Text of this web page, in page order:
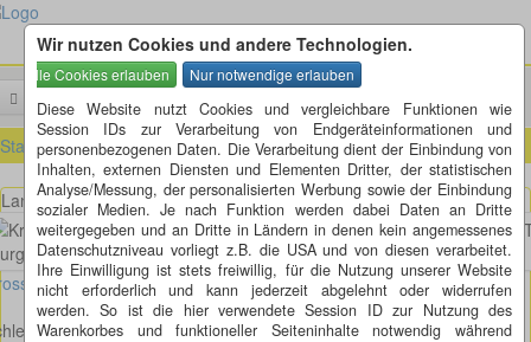
Wir nutzen Cookies und andere Technologien.
Diese Website nutzt Cookies und vergleichbare Funktionen wie
Session IDs zur Verarbeitung von Endgeräteinformationen und
personenbezogenen Daten. Die Verarbeitung dient der Einbindung von
Inhalten, externen Diensten und Elementen Dritter, der statistischen
Analyse/Messung, der personalisierten Werbung sowie der Einbindung
sozialer Medien. Je nach Funktion werden dabei Daten an Dritte
weitergegeben und an Dritte in Ländern in denen kein angemessenes
Datenschutzniveau vorliegt z.B. die USA und von diesen verarbeitet.
Ihre Einwilligung ist stets freiwillig, für die Nutzung unserer Website
nicht erforderlich und kann jederzeit abgelehnt oder widerrufen
werden. So ist die hier verwendete Session ID zur Nutzung des
Warenkorbes und funktioneller Seiteninhalte notwendig während
Startseite » Schleswig-Holstein (SH) » Fehmarn OT Burg (SH)
Landkirchener Weg - Ehlers Kamp in Fehmarn OT Burg
Bild anzeigen
Holstein